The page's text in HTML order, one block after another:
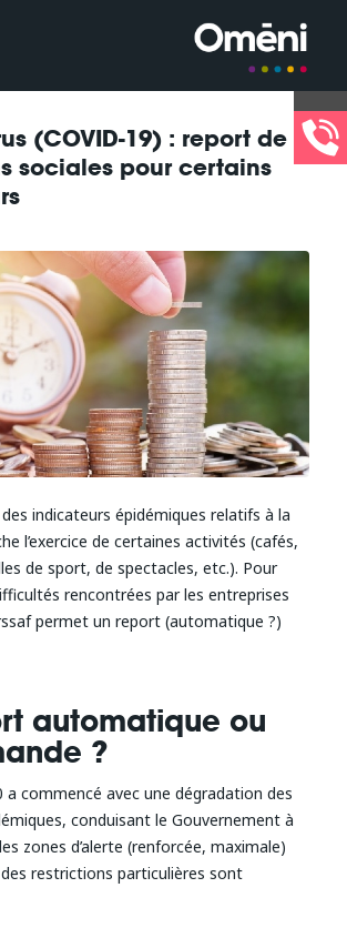
(COVID-19) : report de
sociales pour certains
indicateurs épidémiques relatifs à la
l’exercice de certaines activités (cafés,
de sport, de spectacles, etc.). Pour
rencontrées par les entreprises
permet un report (automatique ?)
automatique ou
?
a commencé avec une dégradation des
conduisant le Gouvernement à
zones d’alerte (renforcée, maximale)
restrictions particulières sont